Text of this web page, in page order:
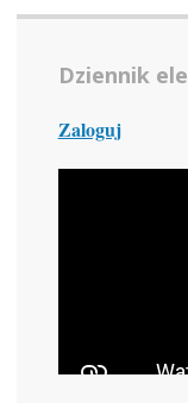
Dziennik
Zaloguj